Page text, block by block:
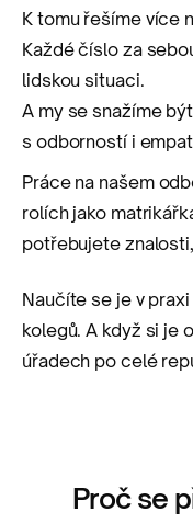
K tomu řešíme více
Každé číslo za
lidskou situaci.
A my se snažíme
s odborností i
Práce na našem
rolích jako
potřebujete
Naučíte se je v
kolegů. A když si je
úřadech po celé
Proč se